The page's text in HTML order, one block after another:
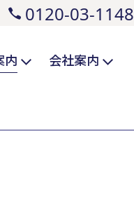
0120-03-1148
内 会社案内